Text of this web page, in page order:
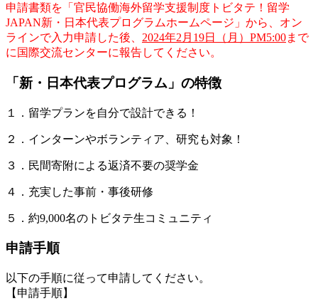
申請書類を「官民協働海外留学支援制度トビタテ！留学
JAPAN新・日本代表プログラムホームページ」から、オン
ラインで入力申請した後、 2024年2月19日（月）PM5:00まで
に国際交流センターに報告してください。
「新・日本代表プログラム」の特徴
１．留学プランを自分で設計できる！
２．インターンやボランティア、研究も対象！
３．民間寄附による返済不要の奨学金
４．充実した事前・事後研修
５．約9,000名のトビタテ生コミュニティ
申請手順
以下の手順に従って申請してください。
【申請手順】